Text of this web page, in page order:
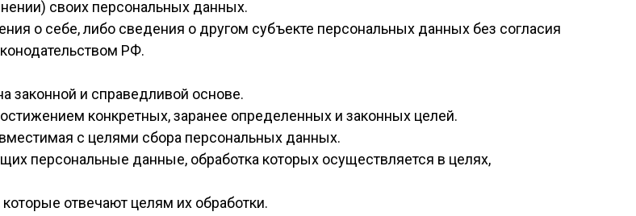
своих персональных данных.
о себе, либо сведения о другом субъекте персональных данных без согласия
РФ.
законной и справедливой основе.
конкретных, заранее определенных и законных целей.
с целями сбора персональных данных.
персональные данные, обработка которых осуществляется в целях,
отвечают целям их обработки.